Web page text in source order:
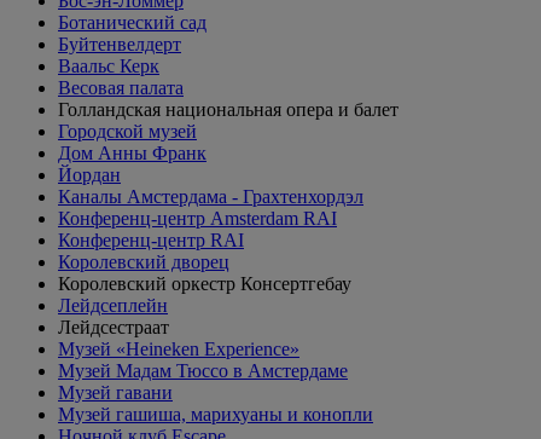
Ботанический сад
Буйтенвелдерт
Ваальс Керк
Весовая палата
Голландская национальная опера и балет
Городской музей
Дом Анны Франк
Йордан
Каналы Амстердама - Грахтенхордэл
Конференц-центр Amsterdam RAI
Конференц-центр RAI
Королевский дворец
Королевский оркестр Консертгебау
Лейдсеплейн
Лейдсестраат
Музей «Heineken Experience»
Музей Мадам Тюссо в Амстердаме
Музей гавани
Музей гашиша, марихуаны и конопли